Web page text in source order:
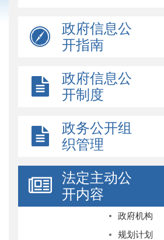
政府信息公
开指南
政府信息公
开制度
政务公开组
织管理
法定主动公
开内容
政府机构
规划计划